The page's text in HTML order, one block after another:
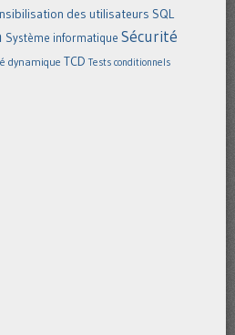
des utilisateurs SQL
Système informatique Sécurité
dynamique TCD Tests conditionnels